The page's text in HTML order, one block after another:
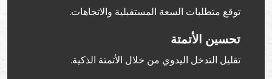
توقع متطلبات السعة المستقبلية والاتجاهات.
تحسين الأتمتة
تقليل التدخل اليدوي من خلال الأتمتة الذكية.